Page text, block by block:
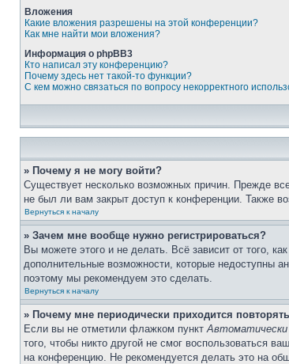
Вложения
Какие вложения разрешены на этой конференции?
Как мне найти мои вложения?
Информация о phpBB3
Кто написал эту конференцию?
Почему здесь нет такой-то функции?
С кем можно связаться по вопросу некорректного
» Почему я не могу войти?
Существует несколько возможных причин. Прежде
не был ли вам закрыт доступ к конференции. Также
Вернуться к началу
» Зачем мне вообще нужно регистрироваться?
Вы можете этого и не делать. Всё зависит от того,
дополнительные возможности, которые недоступны
поэтому мы рекомендуем это сделать.
Вернуться к началу
» Почему мне периодически приходится
Если вы не отметили флажком пунктАвтоматически
того, чтобы никто другой не смог воспользоваться
на конференцию. Не рекомендуется делать это на